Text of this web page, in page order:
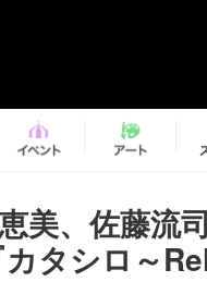
美、佐藤
タシロ～